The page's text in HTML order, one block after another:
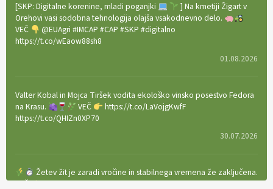
[SKP: Digitalne korenine, mladi poganjki
] Na kmetiji Žigart v
Orehovi vasi sodobna tehnologija olajša vsakodnevno delo.
VEČ
@EUAgri #IMCAP #CAP #SKP #digitalno
https://t.co/wEaow88sh8
01.08.2026
Valter Kobal in Mojca Tiršek vodita ekološko vinsko posestvo Fedora
na Krasu.
VEČ
https://t.co/LaVojgKwfF
https://t.co/QHIZn0XP70
30.07.2026
Žetev žit je zaradi vročine in stabilnega vremena že zaključena.
VEČ
https://t.co/bBWaIz6Hhh https://t.co/TtKoOF5ENS